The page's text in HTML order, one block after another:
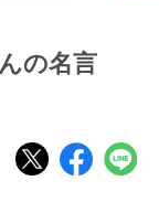
の名言